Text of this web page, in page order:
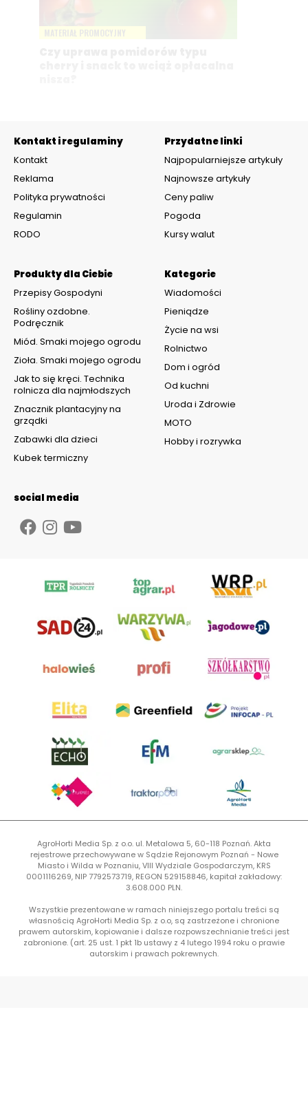
Kontakt i regulaminy
Kontakt
Reklama
Polityka prywatności
Regulamin
RODO
Kategorie
Wiadomości
Pieniądze
Życie na wsi
Rolnictwo
Dom i ogród
Od kuchni
Uroda i Zdrowie
MOTO
Hobby i rozrywka
Produkty dla Ciebie
Przepisy Gospodyni
Rośliny ozdobne.
Podręcznik
Miód. Smaki mojego ogrodu
Zioła. Smaki mojego ogrodu
Jak to się kręci. Technika
rolnicza dla najmłodszych
Znacznik plantacyjny na
grządki
Zabawki dla dzieci
Kubek termiczny
Przydatne linki
Najpopularniejsze artykuły
Najnowsze artykuły
Ceny paliw
Pogoda
Kursy walut
social media
AgroHorti Media Sp. z o.o. ul. Metalowa 5, 60-118 Poznań. Akta
rejestrowe przechowywane w Sądzie Rejonowym Poznań - Nowe
Miasto i Wilda w Poznaniu, VIII Wydziale Gospodarczym, KRS
0001116269, NIP 7792573719, REGON 529158846, kapitał zakładowy:
3.608.000 PLN.
Wszystkie prezentowane w ramach niniejszego portalu treści są
własnością AgroHorti Media Sp. z o.o, są zastrzeżone i chronione
prawem autorskim, kopiowanie i dalsze rozpowszechnianie treści jest
zabronione. (art. 25 ust. 1 pkt 1b ustawy z 4 lutego 1994 roku o prawie
autorskim i prawach pokrewnych.